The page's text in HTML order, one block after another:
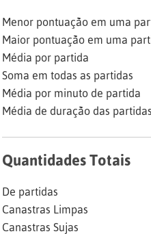
Menor pontuação em uma
Maior pontuação em uma
Média por partida
Soma em todas as partidas
Média por minuto de partida
Média de duração das partidas
Quantidades Totais
De partidas
Canastras Limpas
Canastras Sujas